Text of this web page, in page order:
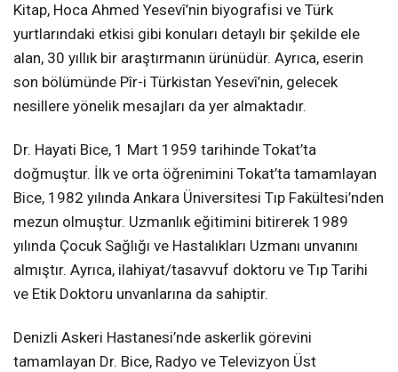
Kitap, Hoca Ahmed Yesevî’nin biyografisi ve Türk
yurtlarındaki etkisi gibi konuları detaylı bir şekilde ele
alan, 30 yıllık bir araştırmanın ürünüdür. Ayrıca, eserin
son bölümünde Pîr-i Türkistan Yesevî’nin, gelecek
nesillere yönelik mesajları da yer almaktadır.
Dr. Hayati Bice, 1 Mart 1959 tarihinde Tokat’ta
doğmuştur. İlk ve orta öğrenimini Tokat’ta tamamlayan
Bice, 1982 yılında Ankara Üniversitesi Tıp Fakültesi’nden
mezun olmuştur. Uzmanlık eğitimini bitirerek 1989
yılında Çocuk Sağlığı ve Hastalıkları Uzmanı unvanını
almıştır. Ayrıca, ilahiyat/tasavvuf doktoru ve Tıp Tarihi
ve Etik Doktoru unvanlarına da sahiptir.
Denizli Askeri Hastanesi’nde askerlik görevini
tamamlayan Dr. Bice, Radyo ve Televizyon Üst